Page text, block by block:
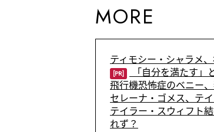
MORE
ティモシー・シャラメ
[PR]
「自分を満たす
飛行機恐怖症のベニー
セレーナ・ゴメス、テ
テイラー・スウィフト
れず？